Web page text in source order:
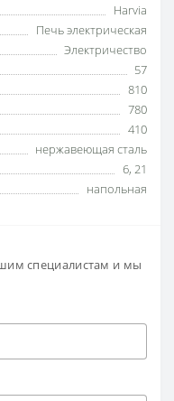
Harvia
Печь электрическая
Электричество
57
810
780
410
нержавеющая сталь
6, 21
напольная
специалистам и мы